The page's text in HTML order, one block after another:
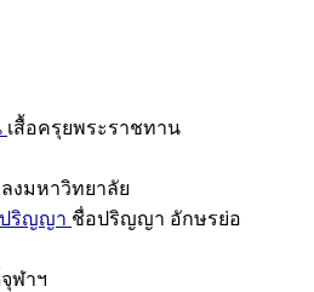
เสื้อครุยพระราชทาน
ลงมหาวิทยาลัย
ริญญา ชื่อปริญญา อักษรย่อ
ฬาฯ